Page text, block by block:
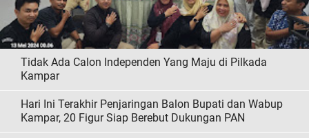
Tidak Ada Calon Independen Yang Maju di Pilkada
Kampar
Hari Ini Terakhir Penjaringan Balon Bupati dan Wabup
Kampar, 20 Figur Siap Berebut Dukungan PAN